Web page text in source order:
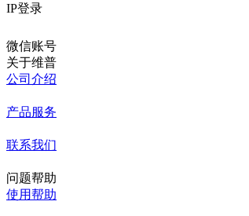
IP登录
微信账号
关于维普
公司介绍
产品服务
联系我们
问题帮助
使用帮助